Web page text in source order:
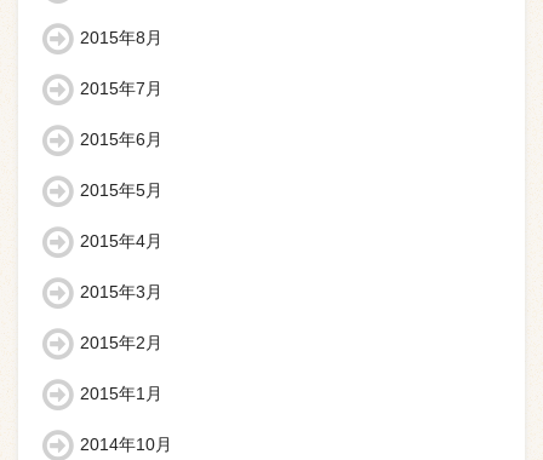
2015年8月
2015年7月
2015年6月
2015年5月
2015年4月
2015年3月
2015年2月
2015年1月
2014年10月